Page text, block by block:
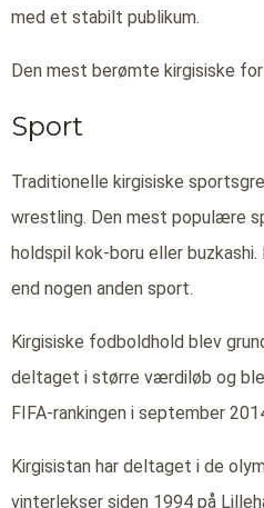
med et stabilt publikum.
Den mest berømte kirgisiske
Sport
Traditionelle kirgisiske
wrestling. Den mest populære
holdspil kok-boru eller
end nogen anden sport.
Kirgisiske fodboldhold blev
deltaget i større værdiløb og
FIFA-rankingen i september
Kirgisistan har deltaget i de
vinterlekser siden 1994 på